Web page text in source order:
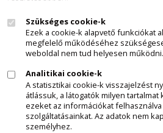
Felhívjuk látogatóink figyelmét, hogy
minden tartalom, szöveges leírás,
Kemax Kft. szellemi tulajdonát képezi
illetve a törvény egyéb ide
szerzői jogvédelem alatt áll. Az
engedélyünk nélkül történő
másolása, terjesztése,
Szükséges cookie-k
Ezek a cookie-k alapvető funkciókat
megfelelő működéséhez
weboldal nem tud helyesen működni.
Analitikai cookie-k
A statisztikai cookie-k visszajelzést
átlássuk, a látogatók milyen
ezeket az információkat
szolgáltatásainkat. Az adatok nem
személyhez.